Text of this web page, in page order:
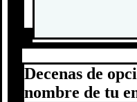
Decenas de
nombre de tu